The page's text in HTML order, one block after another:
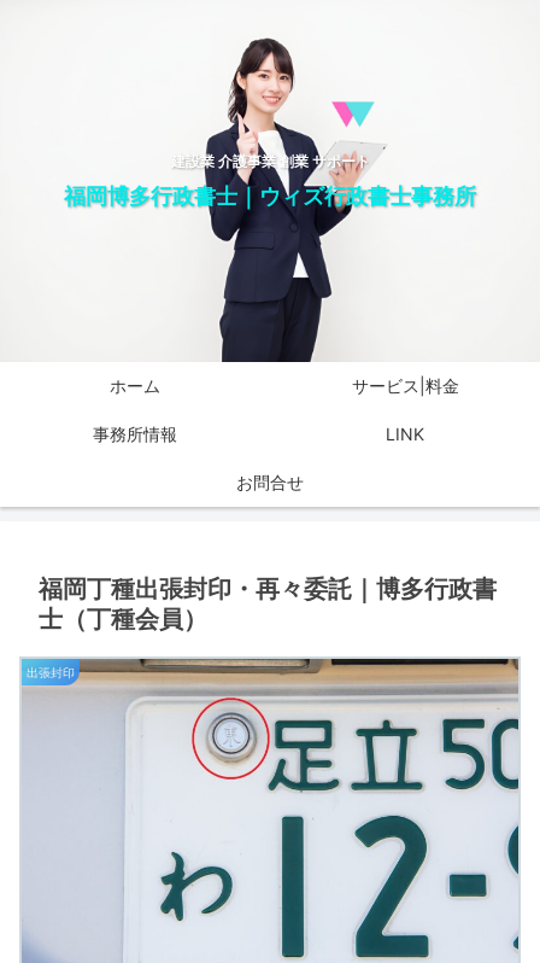
建設業 介護事業 創業 サポート
福岡博多行政書士｜ウィズ行政書士事務所
ホーム サービス|料金
事務所情報 LINK
お問合せ
福岡丁種出張封印・再々委託｜博多行政書
士（丁種会員）
出張封印